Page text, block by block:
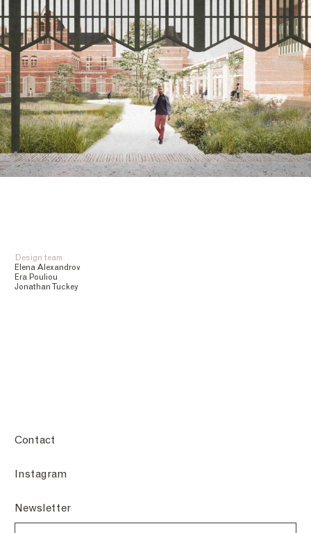
Design team
Elena Alexandrov
Era Pouliou
Jonathan Tuckey
Contact
Instagram
Newsletter